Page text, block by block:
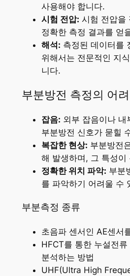
사용해야 합니다.
시험 전압: 시험 전압을
정확한 측정 결과를 얻
해석: 측정된 데이터를
위해서는 전문적인 지
니다.
부분방전 측정의 어
잡음: 외부 잡음이나 내
부분방전 신호가 묻힐
복잡한 현상: 부분방전
해 발생하며, 그 특성이
정확한 위치 파악: 부분
를 파악하기 어려울 수
부분측정 종류
초음파 센서인 AE센서
HFCT를 통한 누설전류
분석하는 방법
UHF(Ultra High